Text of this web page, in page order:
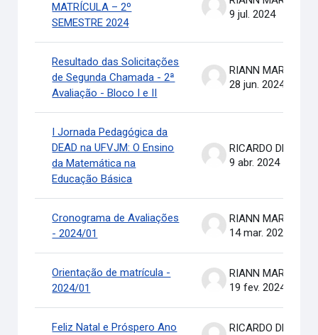
MATRÍCULA – 2º
SEMESTRE 2024
9 jul. 2024
Resultado das Solicitações
de Segunda Chamada - 2ª
Avaliação - Bloco I e II
28 jun. 2024
I Jornada Pedagógica da
DEAD na UFVJM: O Ensino
da Matemática na
Educação Básica
9 abr. 2024
Cronograma de Avaliações
- 2024/01
14 mar. 2024
Orientação de matrícula -
2024/01
19 fev. 2024
Feliz Natal e Próspero Ano